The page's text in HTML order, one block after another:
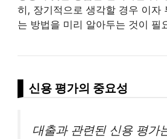
히, 장기적으로 생각할 경우 이자
는 방법을 미리 알아두는 것이 필
신용 평가의 중요성
대출과 관련된 신용 평가